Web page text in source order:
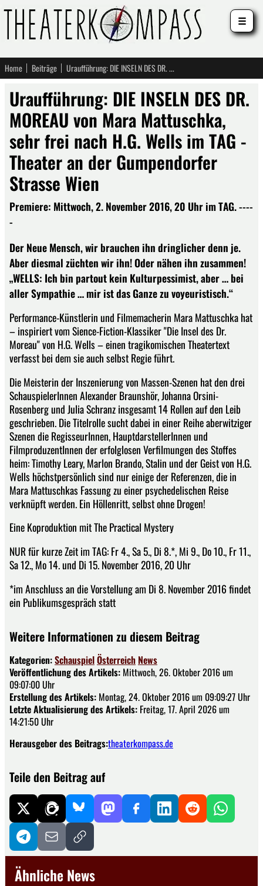
Home Beiträge Uraufführung: DIE INSELN DES DR. MOREAU von Mara Mattuschka, sehr frei nach H.G. Wells im TAG - Theater an der Gumpendorfer Strasse Wien
Uraufführung: DIE INSELN DES DR.
MOREAU von Mara Mattuschka,
sehr frei nach H.G. Wells im TAG -
Theater an der Gumpendorfer
Strasse Wien
Premiere: Mittwoch, 2. November 2016, 20 Uhr im TAG. ----
-
Der Neue Mensch, wir brauchen ihn dringlicher denn je.
Aber diesmal züchten wir ihn! Oder nähen ihn zusammen!
„WELLS: Ich bin partout kein Kulturpessimist, aber … bei
aller Sympathie … mir ist das Ganze zu voyeuristisch.“
Performance-Künstlerin und Filmemacherin Mara Mattuschka hat
– inspiriert vom Sience-Fiction-Klassiker "Die Insel des Dr.
Moreau" von H.G. Wells – einen tragikomischen Theatertext
verfasst bei dem sie auch selbst Regie führt.
Die Meisterin der Inszenierung von Massen-Szenen hat den drei
SchauspielerInnen Alexander Braunshör, Johanna Orsini-
Rosenberg und Julia Schranz insgesamt 14 Rollen auf den Leib
geschrieben. Die Titelrolle sucht dabei in einer Reihe aberwitziger
Szenen die RegisseurInnen, HauptdarstellerInnen und
FilmproduzentInnen der erfolglosen Verfilmungen des Stoffes
heim: Timothy Leary, Marlon Brando, Stalin und der Geist von H.G.
Wells höchstpersönlich sind nur einige der Referenzen, die in
Mara Mattuschkas Fassung zu einer psychedelischen Reise
verknüpft werden. Ein Höllenritt, selbst ohne Drogen!
Eine Koproduktion mit The Practical Mystery
NUR für kurze Zeit im TAG: Fr 4., Sa 5., Di 8.*, Mi 9., Do 10., Fr 11.,
Sa 12., Mo 14. und Di 15. November 2016, 20 Uhr
*im Anschluss an die Vorstellung am Di 8. November 2016 findet
ein Publikumsgespräch statt
Weitere Informationen zu diesem Beitrag
Kategorien:SchauspielÖsterreich News
Veröffentlichung des Artikels: Mittwoch, 26. Oktober 2016 um
09:07:00 Uhr
Erstellung des Artikels: Montag, 24. Oktober 2016 um 09:09:27 Uhr
Letzte Aktualisierung des Artikels: Freitag, 17. April 2026 um
14:21:50 Uhr
Herausgeber des Beitrags:theaterkompass.de
Teile den Beitrag auf
Ähnliche News
☰